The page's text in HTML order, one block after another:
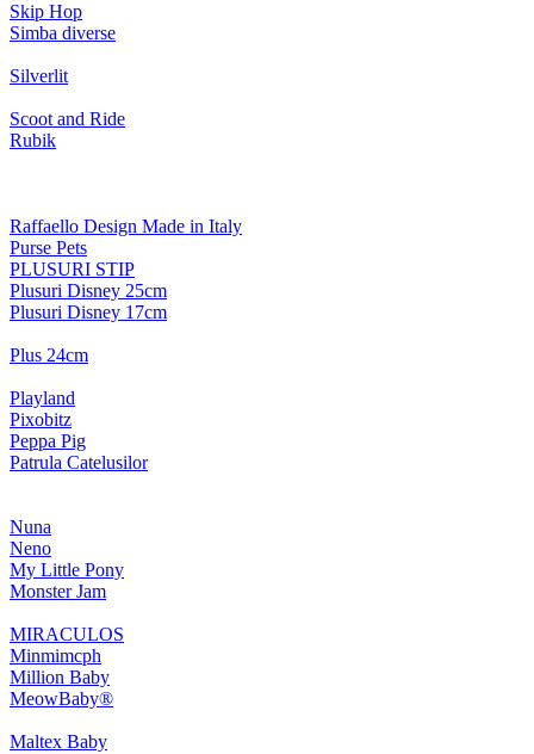
Skip Hop
Simba diverse
Silverlit
Scoot and Ride
Rubik
Raffaello Design Made in Italy
Purse Pets
PLUSURI STIP
Plusuri Disney 25cm
Plusuri Disney 17cm
Plus 24cm
Playland
Pixobitz
Peppa Pig
Patrula Catelusilor
Nuna
Neno
My Little Pony
Monster Jam
MIRACULOS
Minmimcph
Million Baby
MeowBaby®
Maltex Baby